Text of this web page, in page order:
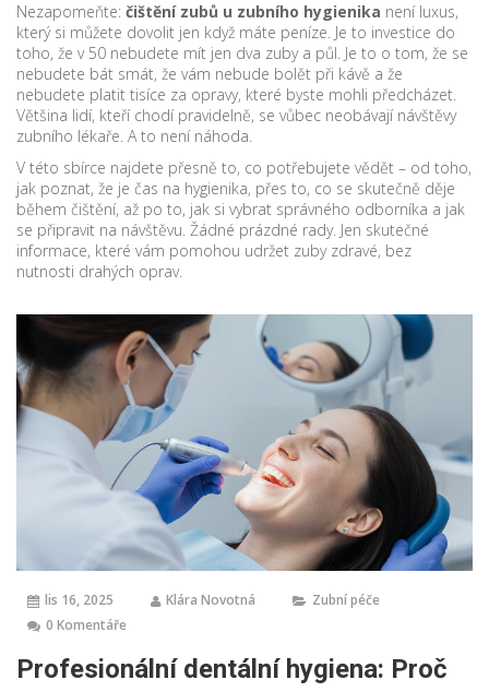
Nezapomeňte: čištění zubů u zubního hygienika není luxus,
který si můžete dovolit jen když máte peníze. Je to investice do
toho, že v 50 nebudete mít jen dva zuby a půl. Je to o tom, že se
nebudete bát smát, že vám nebude bolět při kávě a že
nebudete platit tisíce za opravy, které byste mohli předcházet.
Většina lidí, kteří chodí pravidelně, se vůbec neobávají návštěvy
zubního lékaře. A to není náhoda.
V této sbírce najdete přesně to, co potřebujete vědět – od toho,
jak poznat, že je čas na hygienika, přes to, co se skutečně děje
během čištění, až po to, jak si vybrat správného odborníka a jak
se připravit na návštěvu. Žádné prázdné rady. Jen skutečné
informace, které vám pomohou udržet zuby zdravé, bez
nutnosti drahých oprav.
lis 16, 2025 Klára Novotná
Zubní péče
0 Komentáře
Profesionální dentální hygiena: Proč